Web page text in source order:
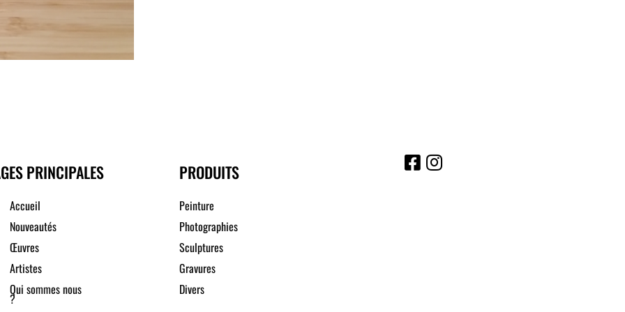
PRINCIPALES
Accueil
Nouveautés
Œuvres
Artistes
Qui sommes nous
?
PRODUITS
Peinture
Photographies
Sculptures
Gravures
Divers